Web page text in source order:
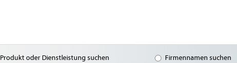
Produkt oder Dienstleistung suchen Firmennamen suchen